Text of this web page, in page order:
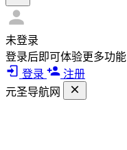
未登录
登录后即可体验更多功能
登录
注册
元圣导航网